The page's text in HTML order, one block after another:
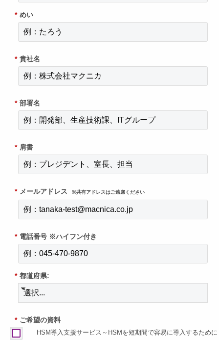
* めい
* 貴社名
* 部署名
* 肩書
* メールアドレス ※共有アドレスはご遠慮ください
* 電話番号 ※ハイフン付き
* 都道府県:
* ご希望の資料
HSM導入支援サービス～HSMを短期間で容易に導入するために